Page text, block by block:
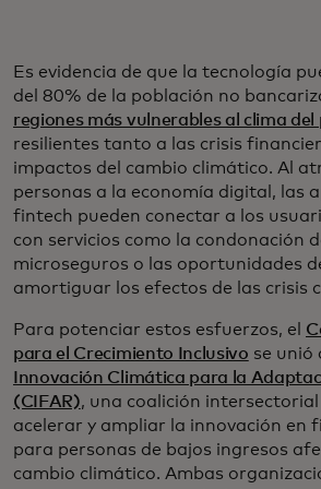
Es evidencia de que la tecnología
del 80% de la población no
regiones más vulnerables al clima del
resilientes tanto a las crisis
impactos del cambio climático. Al
personas a la economía digital, las
fintech pueden conectar a los
con servicios como la condonación
microseguros o las oportunidades
amortiguar los efectos de las crisis
Para potenciar estos esfuerzos, el
para el Crecimiento Inclusivo se unió
Innovación Climática para la
(CIFAR), una coalición
acelerar y ampliar la innovación en
para personas de bajos ingresos
cambio climático. Ambas